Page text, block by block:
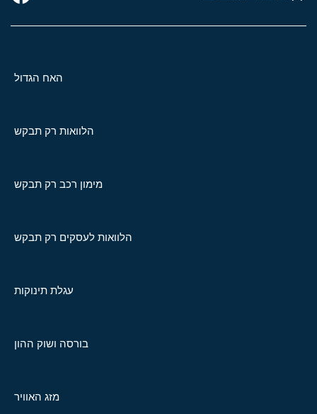
האח הגדול
הלוואות רק תבקש
מימון רכב רק תבקש
הלוואות לעסקים רק תבקש
עגלת תינוקות
בורסה ושוק ההון
מזג האוויר